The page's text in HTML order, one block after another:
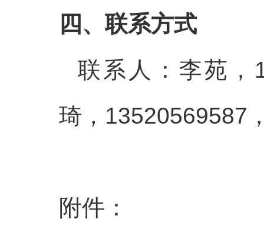
四、联系方式
联系人：李苑，
琦，13520569587
附件：